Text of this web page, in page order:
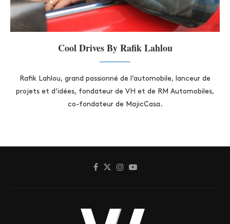
Cool Drives By Rafik Lahlou
Rafik Lahlou, grand passionné de l’automobile, lanceur de
projets et d’idées, fondateur de VH et de RM Automobiles,
co-fondateur de MajicCasa.